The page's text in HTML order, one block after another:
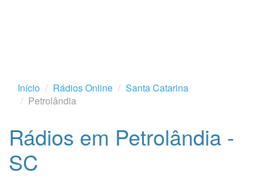
Início Rádios Online
Santa Catarina
Petrolândia
Rádios em Petrolândia -
SC